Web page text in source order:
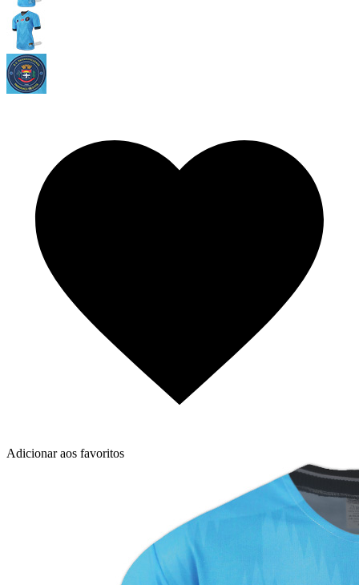
Adicionar aos favoritos